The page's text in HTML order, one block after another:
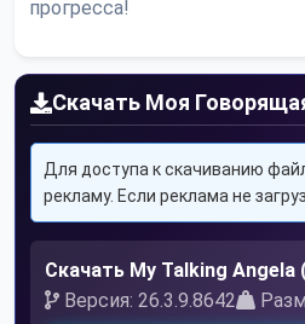
прогресса!
Скачать Моя
Для доступа к скачиванию
рекламу. Если реклама не
Скачать My Talking Angela
Версия: 26.3.9.8642